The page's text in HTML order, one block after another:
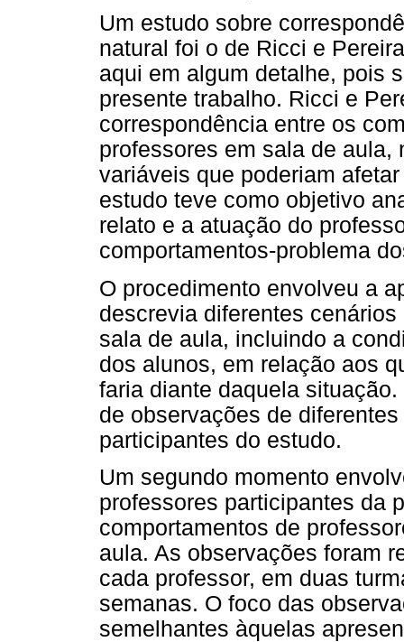
Um estudo sobre
natural foi o de Ricci e
aqui em algum detalhe, pois
presente trabalho. Ricci e
correspondência entre os
professores em sala de
variáveis que poderiam
estudo teve como objetivo
relato e a atuação do
comportamentos-problema
O procedimento envolveu a
descrevia diferentes
sala de aula, incluindo a
dos alunos, em relação aos
faria diante daquela
de observações de
participantes do estudo.
Um segundo momento
professores participantes da
comportamentos de
aula. As observações foram
cada professor, em duas
semanas. O foco das
semelhantes àquelas